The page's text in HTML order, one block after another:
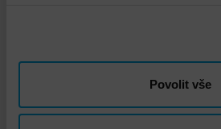
Povolit vše
Propojené služby